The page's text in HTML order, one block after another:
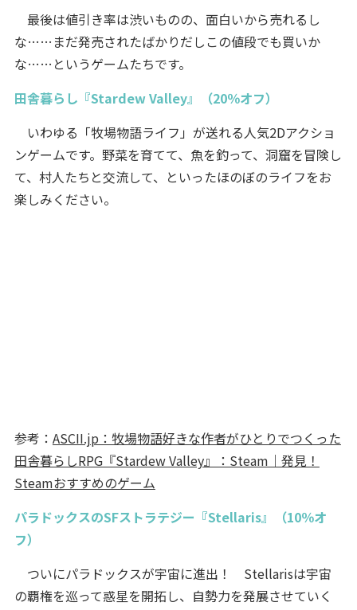
最後は値引き率は渋いものの、面白いから売れるし
な……まだ発売されたばかりだしこの値段でも買いか
な……というゲームたちです。
田舎暮らし『Stardew Valley』（20％オフ）
いわゆる「牧場物語ライフ」が送れる人気2Dアクショ
ンゲームです。野菜を育てて、魚を釣って、洞窟を冒険し
て、村人たちと交流して、といったほのぼのライフをお
楽しみください。
参考： ASCII.jp：牧場物語好きな作者がひとりでつくった
田舎暮らしRPG『Stardew Valley』：Steam｜発見！
Steamおすすめのゲーム
パラドックスのSFストラテジー『Stellaris』（10％オ
フ）
ついにパラドックスが宇宙に進出！ Stellarisは宇宙
の覇権を巡って惑星を開拓し、自勢力を発展させていく